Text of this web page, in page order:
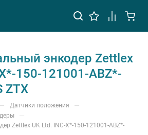
энкодер Zettlex
150-121001-ABZ*-
ZTX
— Датчики положения —
—
Zettlex UK Ltd. INC-X*-150-121001-ABZ*-